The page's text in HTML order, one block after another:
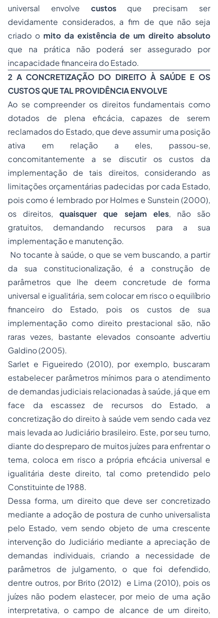
universal envolve custosque precisam ser
devidamente considerados, a fim de que não seja
criado o mito da existência de um direito absoluto
que na prática não poderá ser assegurado por
incapacidade financeira do Estado.
2 A CONCRETIZAÇÃO DO DIREITO À SAÚDE E OS
CUSTOS QUE TAL PROVIDÊNCIA ENVOLVE
Ao se compreender os direitos fundamentais como
dotados de plena eficácia, capazes de serem
reclamados do Estado, que deve assumir uma posição
ativa em relação a eles, passou-se,
concomitantemente a se discutir os custos da
implementação de tais direitos, considerando as
limitações orçamentárias padecidas por cada Estado,
pois como é lembrado por Holmes e Sunstein (2000),
os direitos,quaisquer que sejam eles, não são
gratuitos, demandando recursos para a sua
implementação e manutenção.
No tocante à saúde, o que se vem buscando, a partir
da sua constitucionalização, é a construção de
parâmetros que lhe deem concretude de forma
universal e igualitária, sem colocar em risco o equilíbrio
financeiro do Estado, pois os custos de sua
implementação como direito prestacional são, não
raras vezes, bastante elevados consoante advertiu
Galdino (2005).
Sarlet e Figueiredo (2010), por exemplo, buscaram
estabelecer parâmetros mínimos para o atendimento
de demandas judiciais relacionadas à saúde, já que em
face da escassez de recursos do Estado, a
concretização do direito à saúde vem sendo cada vez
mais levada ao Judiciário brasileiro. Este, por seu turno,
diante do despreparo de muitos juízes para enfrentar o
tema, coloca em risco a própria eficácia universal e
igualitária deste direito, tal como pretendido pelo
Constituinte de 1988.
Dessa forma, um direito que deve ser concretizado
mediante a adoção de postura de cunho universalista
pelo Estado, vem sendo objeto de uma crescente
intervenção do Judiciário mediante a apreciação de
demandas individuais, criando a necessidade de
parâmetros de julgamento, o que foi defendido,
dentre outros, por Brito (2012) e Lima (2010), pois os
juízes não podem elastecer, por meio de uma ação
interpretativa, o campo de alcance de um direito,